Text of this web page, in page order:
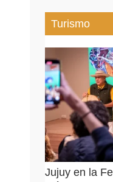
Turismo
Jujuy en la